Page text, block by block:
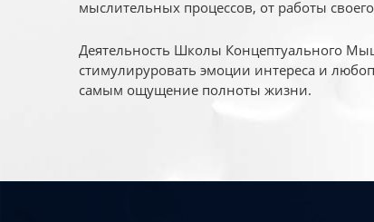
мыслительных процессов, от работы
Деятельность Школы Концептуального
стимулируровать эмоции интереса и
самым ощущение полноты жизни.